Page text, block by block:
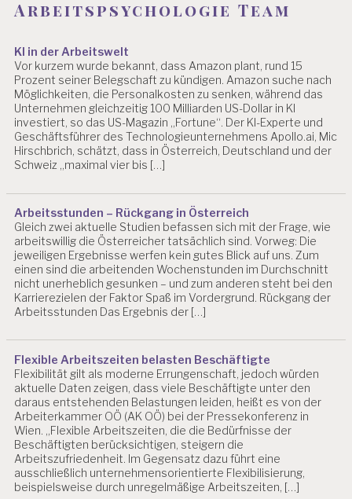
T
E
D
IZ
I
N
A
R
B
T
S
P
L
A
T
Z
A
B
EI
T
S
P
R
O
D
U
K
T
Arbeitspsychologie Team
KI in der Arbeitswelt
Vor kurzem wurde bekannt, dass Amazon plant, rund 15
Prozent seiner Belegschaft zu kündigen. Amazon suche nach
Möglichkeiten, die Personalkosten zu senken, während das
Unternehmen gleichzeitig 100 Milliarden US-Dollar in KI
investiert, so das US-Magazin „Fortune“. Der KI-Experte und
Geschäftsführer des Technologieunternehmens Apollo.ai, Mic
Hirschbrich, schätzt, dass in Österreich, Deutschland und der
Schweiz „maximal vier bis […]
Arbeitsstunden – Rückgang in Österreich
Gleich zwei aktuelle Studien befassen sich mit der Frage, wie
arbeitswillig die Österreicher tatsächlich sind. Vorweg: Die
jeweiligen Ergebnisse werfen kein gutes Blick auf uns. Zum
einen sind die arbeitenden Wochenstunden im Durchschnitt
nicht unerheblich gesunken – und zum anderen steht bei den
Karrierezielen der Faktor Spaß im Vordergrund. Rückgang der
Arbeitsstunden Das Ergebnis der […]
Flexible Arbeitszeiten belasten Beschäftigte
Flexibilität gilt als moderne Errungenschaft, jedoch würden
aktuelle Daten zeigen, dass viele Beschäftigte unter den
daraus entstehenden Belastungen leiden, heißt es von der
Arbeiterkammer OÖ (AK OÖ) bei der Pressekonferenz in
Wien. „Flexible Arbeitszeiten, die die Bedürfnisse der
Beschäftigten berücksichtigen, steigern die
Arbeitszufriedenheit. Im Gegensatz dazu führt eine
ausschließlich unternehmensorientierte Flexibilisierung,
beispielsweise durch unregelmäßige Arbeitszeiten, […]